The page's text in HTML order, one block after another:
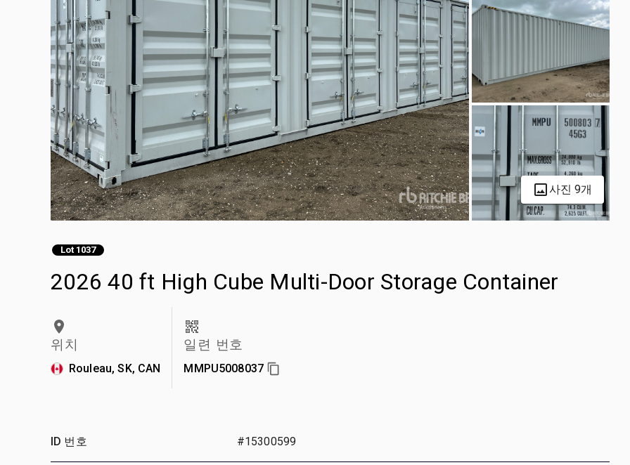
사진 9개
Lot 1037
2026 40 ft High Cube Multi-Door Storage Container
위치
Rouleau, SK, CAN
일련 번호
MMPU5008037
ID 번호 #15300599